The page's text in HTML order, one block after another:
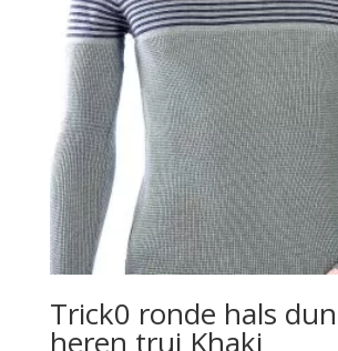
Trick0 ronde hals
heren trui Khaki